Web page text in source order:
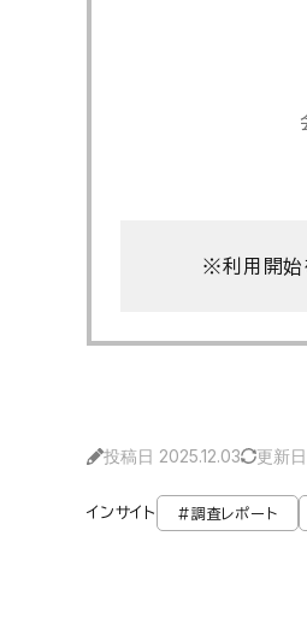
※利用開始
投稿日 2025.12.03 更新
インサイト #調査レポート